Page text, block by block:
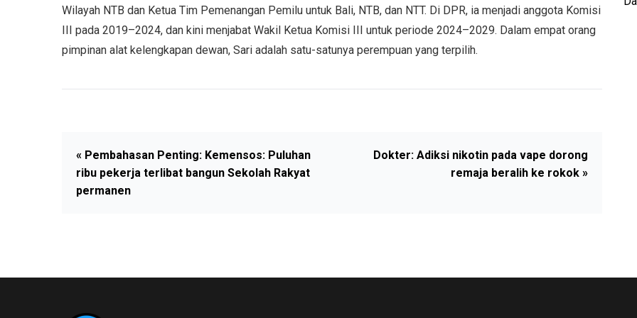
Wilayah NTB dan Ketua Tim Pemenangan Pemilu untuk Bali, NTB, dan NTT. Di DPR, ia menjadi anggota Komisi
III pada 2019–2024, dan kini menjabat Wakil Ketua Komisi III untuk periode 2024–2029. Dalam empat orang
pimpinan alat kelengkapan dewan, Sari adalah satu-satunya perempuan yang terpilih.
« Pembahasan Penting: Kemensos: Puluhan
ribu pekerja terlibat bangun Sekolah Rakyat
permanen
Dokter: Adiksi nikotin pada vape dorong
remaja beralih ke rokok »